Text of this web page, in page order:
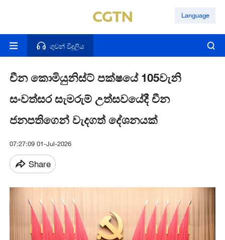
Language
ගුවන් විදුලිය
චීන කොමියුනිස්ට් පක්ෂයේ 105වැනි
සංවත්සර සැමරුම් උත්සවයේදී චීන
ජනපතිගෙන් වැදගත් දේශනයක්
07:27:09 01-Jul-2026
Share